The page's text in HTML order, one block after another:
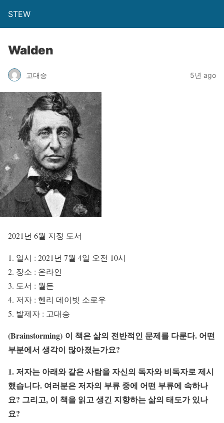
STEW
Walden
고대승 5년 ago
2021년 6월 지정 도서
일시 : 2021년 7월 4일 오전 10시
장소 : 온라인
도서 : 월든
저자 : 헨리 데이빗 소로우
발제자 : 고대승
(Brainstorming) 이 책은삶의 전반적인 문제를 다룬다. 어떤
부분에서 생각이 많아졌는가요?
1. 저자는 아래와 같은 사람을 자신의 독자와 비독자로 제시
했습니다. 여러분은 저자의 부류 중에 어떤 부류에 속하나
요? 그리고, 이 책을 읽고 생긴 지향하는 삶의 태도가 있나
요?